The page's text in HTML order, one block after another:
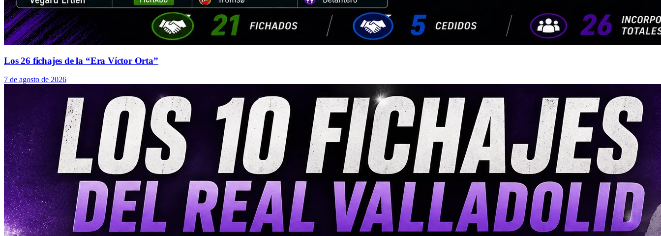
Los 26 fichajes de la “Era Víctor Orta”
7 de agosto de 2026